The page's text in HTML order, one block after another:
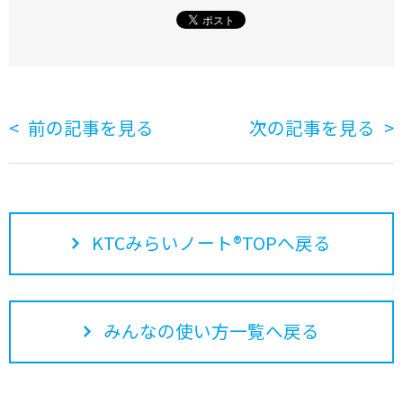
前の記事を見る 次の記事を見る
KTCみらいノート®TOPへ戻る
みんなの使い方一覧へ戻る